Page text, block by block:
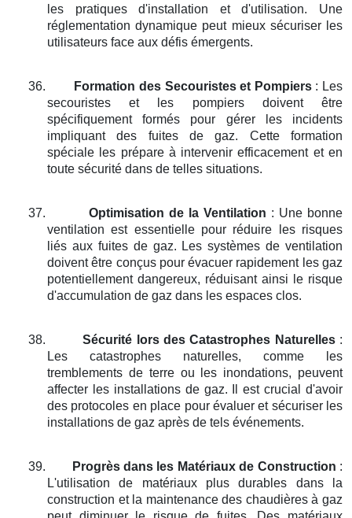
les pratiques d'installation et d'utilisation. Une
réglementation dynamique peut mieux sécuriser les
utilisateurs face aux défis émergents.
36. Formation des Secouristes et Pompiers: Les
secouristes et les pompiers doivent être
spécifiquement formés pour gérer les incidents
impliquant des fuites de gaz. Cette formation
spéciale les prépare à intervenir efficacement et en
toute sécurité dans de telles situations.
37. Optimisation de la Ventilation : Une bonne
ventilation est essentielle pour réduire les risques
liés aux fuites de gaz. Les systèmes de ventilation
doivent être conçus pour évacuer rapidement les gaz
potentiellement dangereux, réduisant ainsi le risque
d'accumulation de gaz dans les espaces clos.
38. Sécurité lors des Catastrophes Naturelles:
Les catastrophes naturelles, comme les
tremblements de terre ou les inondations, peuvent
affecter les installations de gaz. Il est crucial d'avoir
des protocoles en place pour évaluer et sécuriser les
installations de gaz après de tels événements.
39. Progrès dans les Matériaux de Construction :
L'utilisation de matériaux plus durables dans la
construction et la maintenance des chaudières à gaz